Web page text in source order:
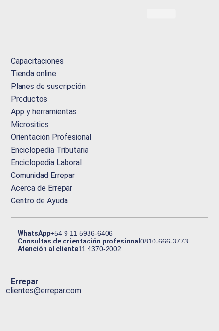
Capacitaciones
Tienda online
Planes de suscripción
Productos
App y herramientas
Micrositios
Orientación Profesional
Enciclopedia Tributaria
Enciclopedia Laboral
Comunidad Errepar
Acerca de Errepar
Centro de Ayuda
WhatsApp+54 9 11 5936-6406
Consultas de orientación profesional0810-666-3773
Atención al cliente11 4370-2002
Errepar
clientes@errepar.com